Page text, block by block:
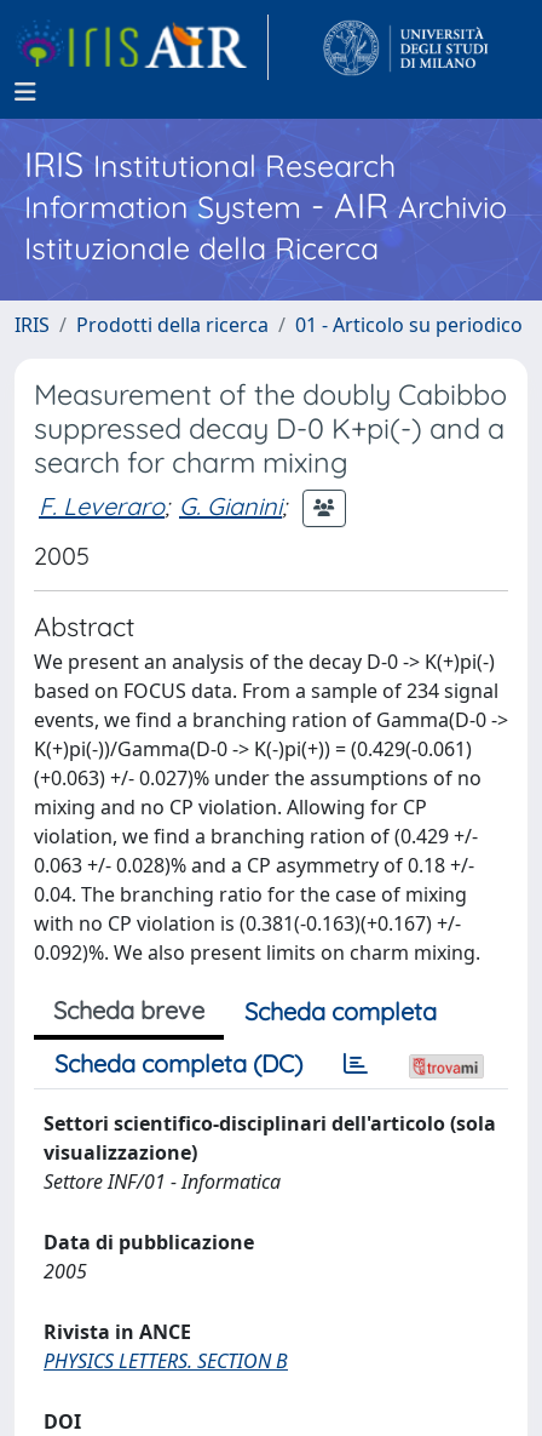
IRISInstitutional Research
Information System - AIR Archivio
Istituzionale della Ricerca
IRIS Prodotti della ricerca 01 - Articolo su periodico
Measurement of the doubly Cabibbo
suppressed decay D-0 K+pi(-) and a
search for charm mixing
F. Leveraro; G. Gianini;
2005
Abstract
We present an analysis of the decay D-0 -> K(+)pi(-)
based on FOCUS data. From a sample of 234 signal
events, we find a branching ration of Gamma(D-0 ->
K(+)pi(-))/Gamma(D-0 -> K(-)pi(+)) = (0.429(-0.061)
(+0.063) +/- 0.027)% under the assumptions of no
mixing and no CP violation. Allowing for CP
violation, we find a branching ration of (0.429 +/-
0.063 +/- 0.028)% and a CP asymmetry of 0.18 +/-
0.04. The branching ratio for the case of mixing
with no CP violation is (0.381(-0.163)(+0.167) +/-
0.092)%. We also present limits on charm mixing.
Scheda breve
Scheda completa
Scheda completa (DC)
Settori scientifico-disciplinari dell'articolo (sola
visualizzazione)
Settore INF/01 - Informatica
Data di pubblicazione
2005
Rivista in ANCE
PHYSICS LETTERS. SECTION B
DOI